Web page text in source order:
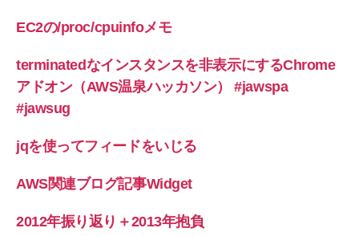
EC2の/proc/cpuinfoメモ
terminatedなインスタンスを非表示にするChrome
アドオン（AWS温泉ハッカソン） #jawspa
#jawsug
jqを使ってフィードをいじる
AWS関連ブログ記事Widget
2012年振り返り＋2013年抱負